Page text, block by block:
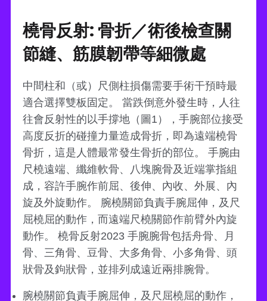
橈骨反射: 骨折／術後檢查關
節縫、筋膜韌帶等細微處
中間柱和（或）尺側柱損傷需要手術干預時最
適合選擇雙板固定。 當跌倒意外發生時，人往
往會反射性的以手撐地（圖1），手腕部位接受
高度反折的碰撞力量造成骨折，即為遠端橈骨
骨折，這是人體最常發生骨折的部位。 手腕由
尺橈遠端、纖維軟骨、八塊腕骨及近端掌指組
成，容許手腕作前屈、後伸、內收、外展、內
旋及外旋動作。 腕橈關節負責手腕屈伸，及尺
屈橈屈的動作，而遠端尺橈關節作前臂外內旋
動作。 橈骨反射2023 手腕腕骨包括舟骨、月
骨、三角骨、豆骨、大多角骨、小多角骨、頭
狀骨及鉤狀骨，並排列成遠近兩排腕骨。
腕橈關節負責手腕屈伸，及尺屈橈屈的動作，